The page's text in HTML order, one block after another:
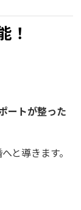
！
ートが整った
と導きます。